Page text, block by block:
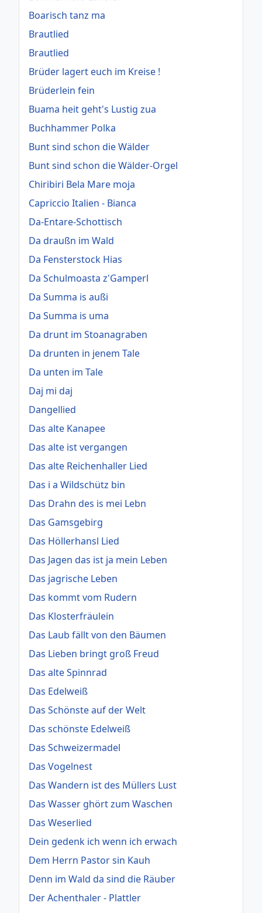
Boarisch tanz ma
Brautlied
Brautlied
Brüder lagert euch im Kreise !
Brüderlein fein
Buama heit geht's Lustig zua
Buchhammer Polka
Bunt sind schon die Wälder
Bunt sind schon die Wälder-Orgel
Chiribiri Bela Mare moja
Capriccio Italien - Bianca
Da-Entare-Schottisch
Da draußn im Wald
Da Fensterstock Hias
Da Schulmoasta z'Gamperl
Da Summa is außi
Da Summa is uma
Da drunt im Stoanagraben
Da drunten in jenem Tale
Da unten im Tale
Daj mi daj
Dangellied
Das alte Kanapee
Das alte ist vergangen
Das alte Reichenhaller Lied
Das i a Wildschütz bin
Das Drahn des is mei Lebn
Das Gamsgebirg
Das Höllerhansl Lied
Das Jagen das ist ja mein Leben
Das jagrische Leben
Das kommt vom Rudern
Das Klosterfräulein
Das Laub fällt von den Bäumen
Das Lieben bringt groß Freud
Das alte Spinnrad
Das Edelweiß
Das Schönste auf der Welt
Das schönste Edelweiß
Das Schweizermadel
Das Vogelnest
Das Wandern ist des Müllers Lust
Das Wasser ghört zum Waschen
Das Weserlied
Dein gedenk ich wenn ich erwach
Dem Herrn Pastor sin Kauh
Denn im Wald da sind die Räuber
Der Achenthaler - Plattler